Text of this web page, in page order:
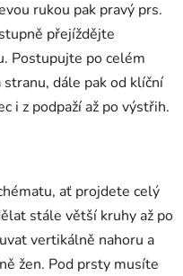
rukou pak pravý prs.
přejíždějte
Postupujte po celém
dále pak od klíční
i z podpaží až po výstřih.
ať projdete celý
stále větší kruhy až po
vertikálně nahoru a
žen. Pod prsty musíte